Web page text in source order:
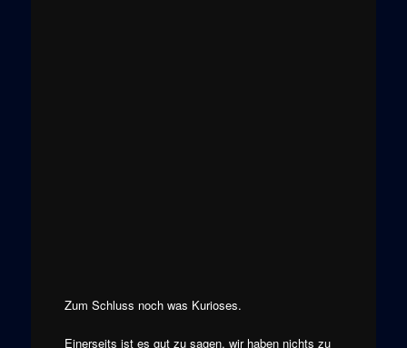
Zum Schluss noch was Kurioses.
Einerseits ist es gut zu sagen, wir haben nichts zu